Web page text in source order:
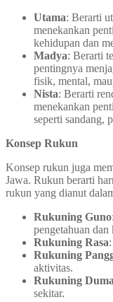
Utama: Berarti
menekankan
kehidupan dan
Madya: Berarti
pentingnya
fisik, mental,
Nista: Berarti
menekankan
seperti sandang,
Konsep Rukun
Konsep rukun juga
Jawa. Rukun berarti
rukun yang dianut
Rukuning Guno
pengetahuan dan
Rukuning Rasa
Rukuning
aktivitas.
Rukuning
sekitar.